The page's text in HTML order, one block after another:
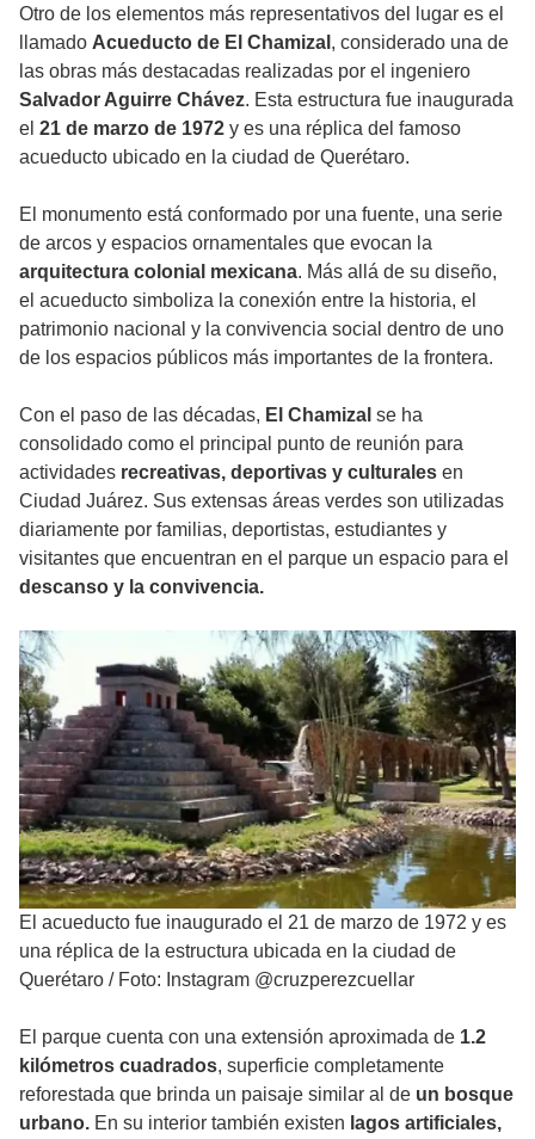
Otro de los elementos más representativos del lugar es el
llamado Acueducto de El Chamizal , considerado una de
las obras más destacadas realizadas por el ingeniero
Salvador Aguirre Chávez. Esta estructura fue inaugurada
el 21 de marzo de 1972 y es una réplica del famoso
acueducto ubicado en la ciudad de Querétaro.
El monumento está conformado por una fuente, una serie
de arcos y espacios ornamentales que evocan la
arquitectura colonial mexicana. Más allá de su diseño,
el acueducto simboliza la conexión entre la historia, el
patrimonio nacional y la convivencia social dentro de uno
de los espacios públicos más importantes de la frontera.
Con el paso de las décadas, El Chamizal se ha
consolidado como el principal punto de reunión para
actividades recreativas, deportivas y culturales en
Ciudad Juárez. Sus extensas áreas verdes son utilizadas
diariamente por familias, deportistas, estudiantes y
visitantes que encuentran en el parque un espacio para el
descanso y la convivencia.
El acueducto fue inaugurado el 21 de marzo de 1972 y es
una réplica de la estructura ubicada en la ciudad de
Querétaro / Foto: Instagram @cruzperezcuellar
El parque cuenta con una extensión aproximada de 1.2
kilómetros cuadrados, superficie completamente
reforestada que brinda un paisaje similar al de un bosque
urbano. En su interior también existen lagos artificiales,